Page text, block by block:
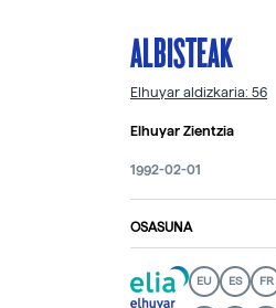
ALBISTEAK
Elhuyar aldizkaria: 56
Elhuyar Zientzia
1992-02-01
OSASUNA
EU ES FR